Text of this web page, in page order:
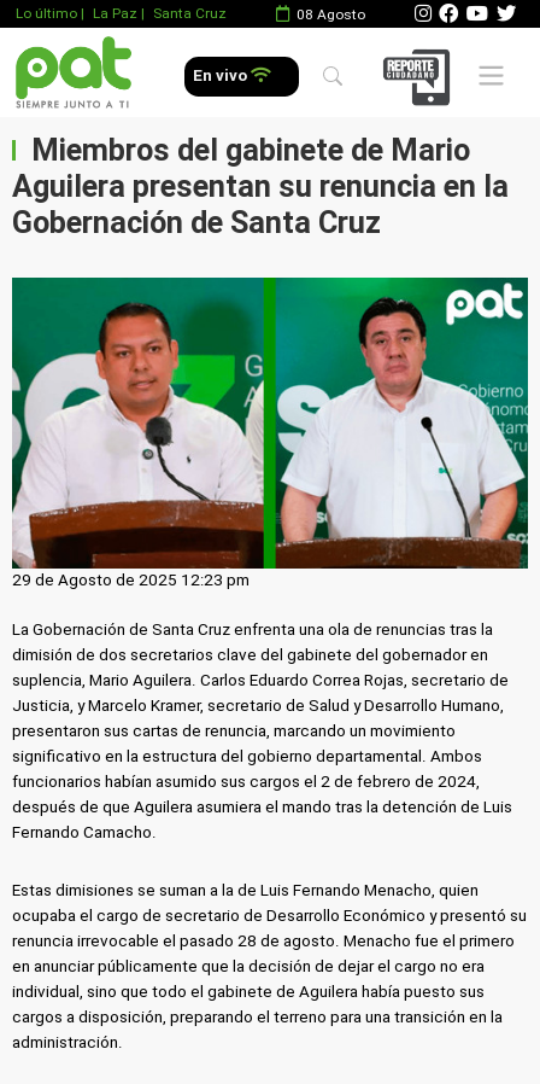
Lo último | La Paz | Santa Cruz 08 Agosto
En vivo Mobile
Miembros del gabinete de Mario
Aguilera presentan su renuncia en la
Gobernación de Santa Cruz
29 de Agosto de 2025 12:23 pm
La Gobernación de Santa Cruz enfrenta una ola de renuncias tras la
dimisión de dos secretarios clave del gabinete del gobernador en
suplencia, Mario Aguilera. Carlos Eduardo Correa Rojas, secretario de
Justicia, y Marcelo Kramer, secretario de Salud y Desarrollo Humano,
presentaron sus cartas de renuncia, marcando un movimiento
significativo en la estructura del gobierno departamental. Ambos
funcionarios habían asumido sus cargos el 2 de febrero de 2024,
después de que Aguilera asumiera el mando tras la detención de Luis
Fernando Camacho.
Estas dimisiones se suman a la de Luis Fernando Menacho, quien
ocupaba el cargo de secretario de Desarrollo Económico y presentó su
renuncia irrevocable el pasado 28 de agosto. Menacho fue el primero
en anunciar públicamente que la decisión de dejar el cargo no era
individual, sino que todo el gabinete de Aguilera había puesto sus
cargos a disposición, preparando el terreno para una transición en la
administración.